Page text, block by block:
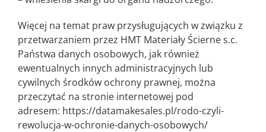
Więcej na temat praw przysługujących w związku z
przetwarzaniem przez HMT Materiały Ścierne s.c.
Państwa danych osobowych, jak również
ewentualnych innych administracyjnych lub
cywilnych środków ochrony prawnej, można
przeczytać na stronie internetowej pod
adresem: https://datamakesales.pl/rodo-czyli-
rewolucja-w-ochronie-danych-osobowych/